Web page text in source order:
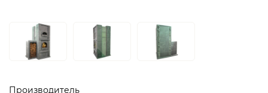
Производитель